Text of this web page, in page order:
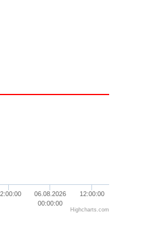
06.08.2026
00:00:00
12:00:00
Highcharts.com